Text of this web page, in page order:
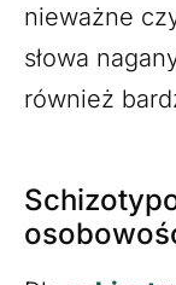
nieważne
słowa
również